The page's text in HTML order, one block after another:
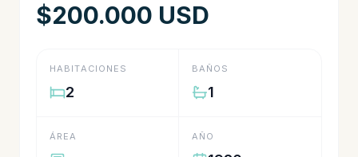
$200.000 USD
HABITACIONES
2
BAÑOS
1
ÁREA AÑO